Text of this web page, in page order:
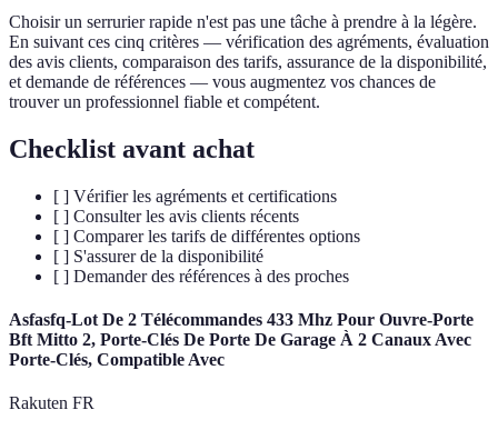
Choisir un serrurier rapide n'est pas une tâche à prendre à la légère.
En suivant ces cinq critères — vérification des agréments, évaluation
des avis clients, comparaison des tarifs, assurance de la disponibilité,
et demande de références — vous augmentez vos chances de
trouver un professionnel fiable et compétent.
Checklist avant achat
[ ] Vérifier les agréments et certifications
[ ] Consulter les avis clients récents
[ ] Comparer les tarifs de différentes options
[ ] S'assurer de la disponibilité
[ ] Demander des références à des proches
Asfasfq-Lot De 2 Télécommandes 433 Mhz Pour Ouvre-Porte
Bft Mitto 2, Porte-Clés De Porte De Garage À 2 Canaux Avec
Porte-Clés, Compatible Avec
Rakuten FR